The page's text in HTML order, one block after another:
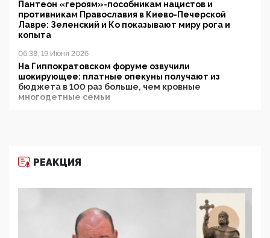
Пантеон «героям»-пособникам нацистов и
противникам Православия в Киево-Печерской
Лавре: Зеленский и Ко показывают миру рога и
копыта
06:38, 19 Июня 2026
На Гиппократовском форуме озвучили
шокирующее: платные опекуны получают из
бюджета в 100 раз больше, чем кровные
многодетные семьи
11:53, 09 Июня 2026
деятельность ИИТО ЮНЕСКО в России, но
цифроглобалисты продолжают определять
повестку в образовании
09:43, 01 Июня 2026
РЕАКЦИЯ